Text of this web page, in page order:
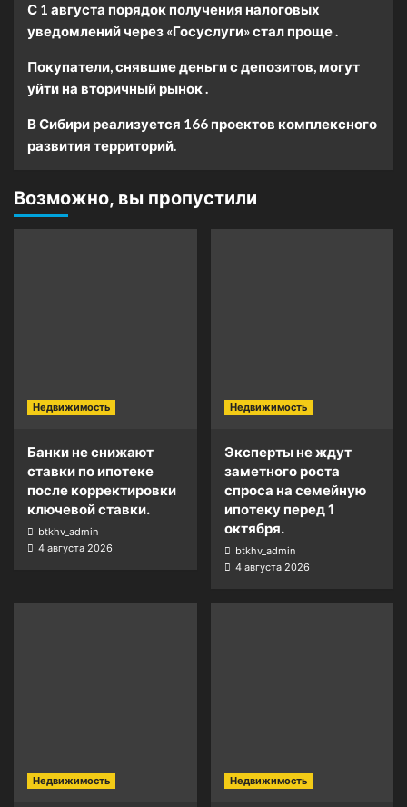
С 1 августа порядок получения налоговых
уведомлений через «Госуслуги» стал проще .
Покупатели, снявшие деньги с депозитов, могут
уйти на вторичный рынок .
В Сибири реализуется 166 проектов комплексного
развития территорий.
Возможно, вы пропустили
Недвижимость
Банки не снижают
ставки по ипотеке
после корректировки
ключевой ставки.
btkhv_admin
4 августа 2026
Недвижимость
Эксперты не ждут
заметного роста
спроса на семейную
ипотеку перед 1
октября.
btkhv_admin
4 августа 2026
Недвижимость Недвижимость